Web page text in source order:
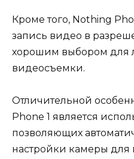
Кроме того, Nothing
запись видео в
хорошим выбором для
видеосъемки.
Отличительной
Phone 1 является
позволяющих
настройки камеры для